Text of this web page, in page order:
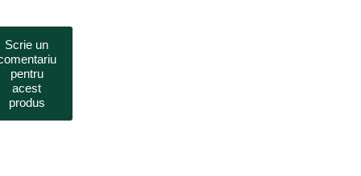
Scrie un
pentru
acest
produs